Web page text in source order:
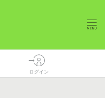
ログイン